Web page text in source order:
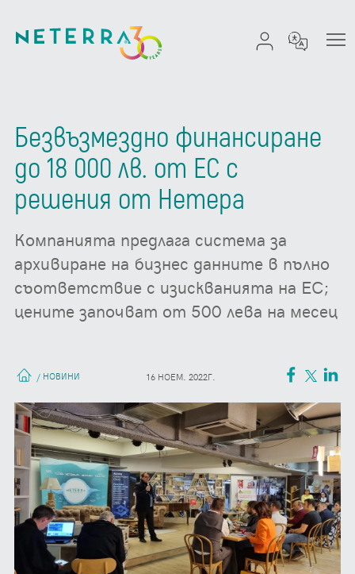
Безвъзмездно финансиране
до 18 000 лв. от ЕС с
решения от Нетера
Компанията предлага система за
архивиране на бизнес данните в пълно
съответствие с изискванията на ЕС;
цените започват от 500 лева на месец
/ НОВИНИ 16 НОЕМ. 2022Г.